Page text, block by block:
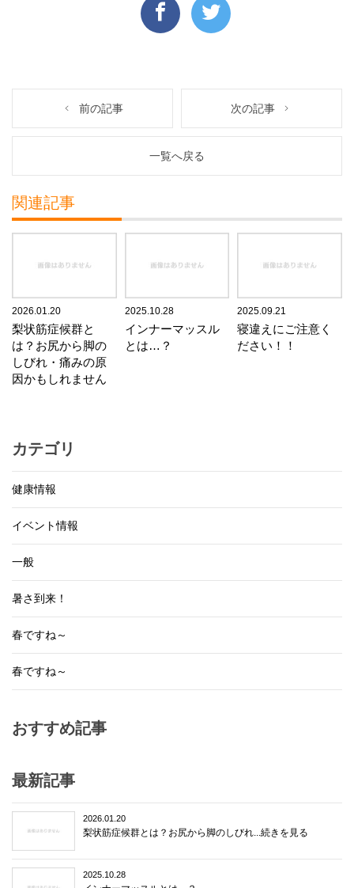
前の記事 次の記事
一覧へ戻る
関連記事
2026.01.20
梨状筋症候群と
は？お尻から脚の
しびれ・痛みの原
因かもしれません
2025.10.28
インナーマッスル
とは…？
2025.09.21
寝違えにご注意く
ださい！！
カテゴリ
健康情報
イベント情報
一般
暑さ到来！
春ですね～
春ですね～
おすすめ記事
最新記事
2026.01.20
梨状筋症候群とは？お尻から脚のしびれ...続きを見る
2025.10.28